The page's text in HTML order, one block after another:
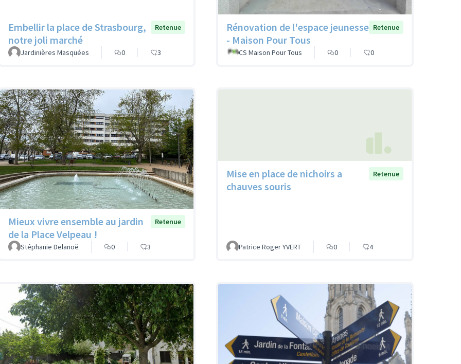
Embellir la place de Strasbourg,
notre joli marché
Retenue
Jardinières Masquées 0 3
Rénovation de l'espace jeunesse
- Maison Pour Tous
Retenue
CS Maison Pour Tous 0 0
Mieux vivre ensemble au jardin
de la Place Velpeau !
Retenue
Stéphanie Delanoë 0 3
Mise en place de nichoirs a
chauves souris
Retenue
Patrice Roger YVERT 0 4